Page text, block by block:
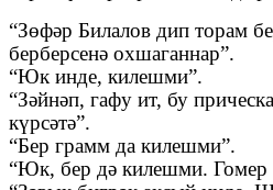
“Зөфәр Билалов дип торам
берберсенә охшаганнар”.
“Юк инде, килешми”.
“Зәйнәп, гафу ит, бу
күрсәтә”.
“Бер грамм да килешми”.
“Юк, бер дә килешми. Гомер